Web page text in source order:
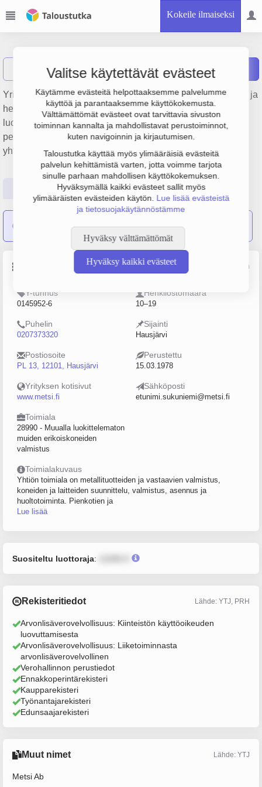
Kokeile ilmaiseksi
Valitse käytettävät evästeet
Käytämme evästeitä helpottaaksemme palvelumme
käyttöä ja parantaaksemme käyttökokemusta.
Välttämättömät evästeet ovat tarvittavia sivuston
toiminnan kannalta ja mahdollistavat perustoiminnot,
kuten navigoinnin ja kirjautumisen.
Taloustutka käyttää myös ylimääräisiä evästeitä
palvelun kehittämistä varten, jotta voimme tarjota
sinulle parhaan mahdollisen käyttökokemuksen.
Hyväksymällä kaikki evästeet sallit myös
ylimääräisten evästeiden käytön. Lue lisää evästeistä
ja tietosuojakäytännöstämme
Hyväksy välttämättömät
Hyväksy kaikki evästeet
Näytä haku Metsi Oy Raportit
Yrityksen Metsi Oy liikevaihto on 4.2 milj. €, tulos 264 000 € ja
henkilöstömäärä 12. Sen päätoimiala on Muualla
luokittelematon muiden erikoiskoneiden valmistus,
perustamisvuosi 1978 ja sijainti Hausjärvi. Yrityksen
yhtiömuoto Osakeyhtiö (OY).
Tilinpäätösluvut Päättäjätiedot
Met-si Engineering Oyon sulautunut yritykseen Metsi Oy
Lähde: YTJ, PRH, Traficom
Y-tunnus
0145952-6
Henkilöstömäärä
10–19
Puhelin
0207373320
Sijainti
Hausjärvi
Postiosoite
PL 13, 12101, Hausjärvi
Perustettu
15.03.1978
Yrityksen kotisivut
www.metsi.fi
Sähköposti
etunimi.sukuniemi@metsi.fi
Toimiala
28990 - Muualla luokittelematon
muiden erikoiskoneiden
valmistus
Toimialakuvaus
Yhtiön toimiala on metallituotteiden ja vastaavien valmistus,
koneiden ja laitteiden suunnittelu, valmistus, asennus ja
huoltotoiminta. Pienkotien ja
Lue lisää
Suositeltu luottoraja:
Rekisteritiedot Lähde: YTJ, PRH
Arvonlisäverovelvollisuus: Kiinteistön käyttöoikeuden
luovuttamisesta
Arvonlisäverovelvollisuus: Liiketoiminnasta
arvonlisäverovelvollinen
Verohallinnon perustiedot
Ennakkoperintärekisteri
Kaupparekisteri
Työnantajarekisteri
Edunsaajarekisteri
Muut nimet Lähde: YTJ
Metsi Ab